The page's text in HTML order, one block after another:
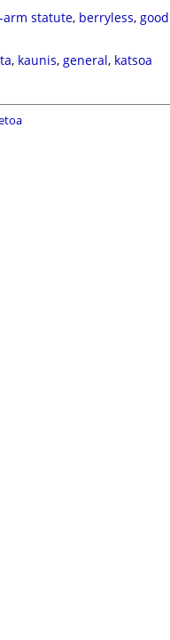
arm statute, berryless,
, kaunis, general, katsoa